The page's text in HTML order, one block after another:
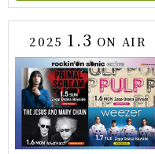
2025 1.3 ON AIR